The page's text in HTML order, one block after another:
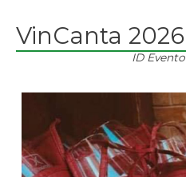
VinCanta 2026
ID Evento